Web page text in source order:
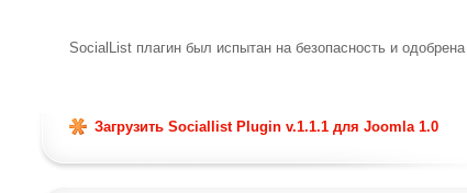
SocialList плагин был испытан на безопасность и одобрена
Загрузить Sociallist Plugin v.1.1.1 для Joomla 1.0